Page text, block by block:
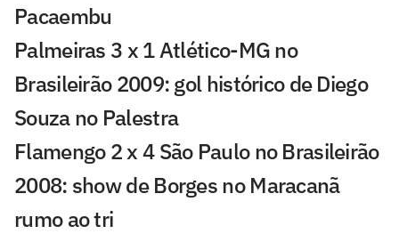
Pacaembu
Palmeiras 3 x 1 Atlético-MG no
Brasileirão 2009: gol histórico de Diego
Souza no Palestra
Flamengo 2 x 4 São Paulo no Brasileirão
2008: show de Borges no Maracanã
rumo ao tri